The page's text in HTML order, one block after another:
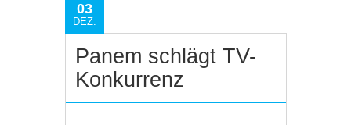
03
DEZ.
Panem schlägt TV-
Konkurrenz